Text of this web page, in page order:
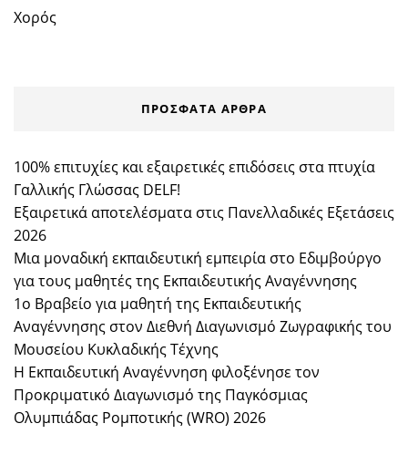
Χορός
ΠΡΌΣΦΑΤΑ ΆΡΘΡΑ
100% επιτυχίες και εξαιρετικές επιδόσεις στα πτυχία
Γαλλικής Γλώσσας DELF!
Εξαιρετικά αποτελέσματα στις Πανελλαδικές Εξετάσεις
2026
Μια μοναδική εκπαιδευτική εμπειρία στο Εδιμβούργο
για τους μαθητές της Εκπαιδευτικής Αναγέννησης
1ο Βραβείο για μαθητή της Εκπαιδευτικής
Αναγέννησης στον Διεθνή Διαγωνισμό Ζωγραφικής του
Μουσείου Κυκλαδικής Τέχνης
Η Εκπαιδευτική Αναγέννηση φιλοξένησε τον
Προκριματικό Διαγωνισμό της Παγκόσμιας
Ολυμπιάδας Ρομποτικής (WRO) 2026